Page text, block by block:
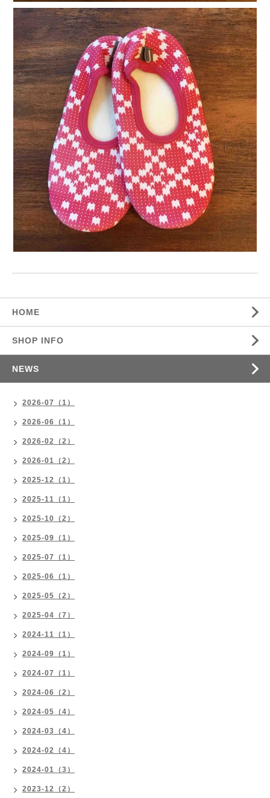
HOME
SHOP INFO
NEWS
2026-07（1）
2026-06（1）
2026-02（2）
2026-01（2）
2025-12（1）
2025-11（1）
2025-10（2）
2025-09（1）
2025-07（1）
2025-06（1）
2025-05（2）
2025-04（7）
2024-11（1）
2024-09（1）
2024-07（1）
2024-06（2）
2024-05（4）
2024-03（4）
2024-02（4）
2024-01（3）
2023-12（2）